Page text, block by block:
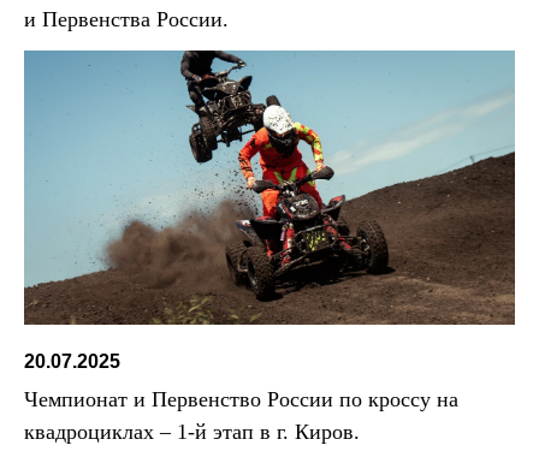
и Первенства России.
20.07.2025
Чемпионат и Первенство России по кроссу на
квадроциклах – 1-й этап в г. Киров.